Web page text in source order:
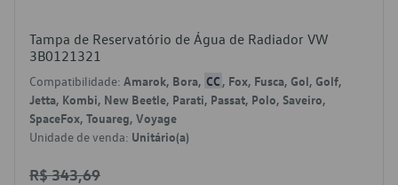
Tampa de Reservatório de Água de Radiador VW
3B0121321
Compatibilidade: Amarok, Bora, CC , Fox, Fusca, Gol, Golf,
Jetta, Kombi, New Beetle, Parati, Passat, Polo, Saveiro,
SpaceFox, Touareg, Voyage
Unidade de venda: Unitário(a)
R$ 343,69